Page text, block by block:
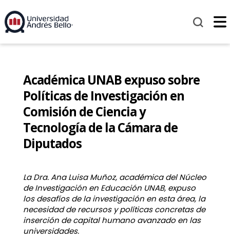
Académica UNAB expuso sobre
Políticas de Investigación en
Comisión de Ciencia y
Tecnología de la Cámara de
Diputados
La Dra. Ana Luisa Muñoz, académica del Núcleo
de Investigación en Educación UNAB, expuso
los desafíos de la investigación en esta área, la
necesidad de recursos y políticas concretas de
inserción de capital humano avanzado en las
universidades.